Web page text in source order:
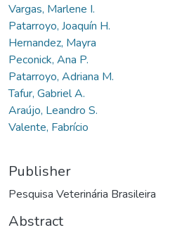
Vargas, Marlene I.
Patarroyo, Joaquín H.
Hernandez, Mayra
Peconick, Ana P.
Patarroyo, Adriana M.
Tafur, Gabriel A.
Araújo, Leandro S.
Valente, Fabrício
Publisher
Pesquisa Veterinária Brasileira
Abstract